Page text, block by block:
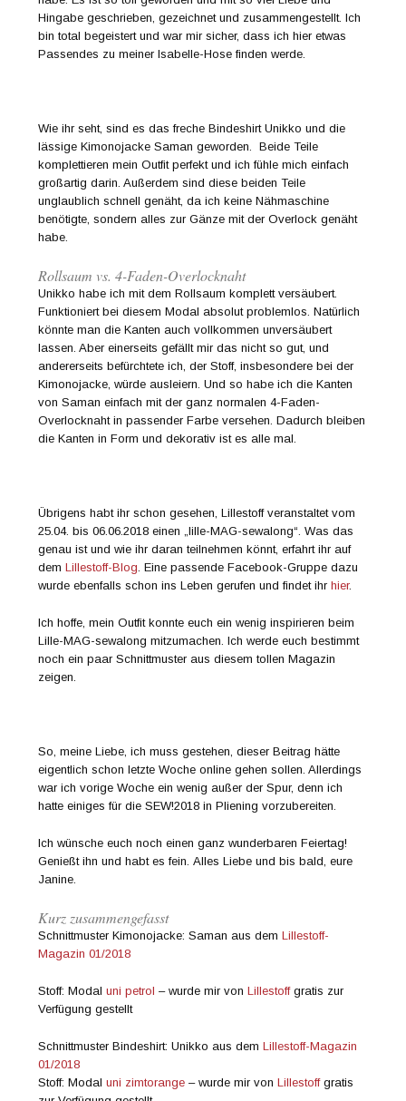
Hingabe geschrieben, gezeichnet und zusammengestellt. Ich
bin total begeistert und war mir sicher, dass ich hier etwas
Passendes zu meiner Isabelle-Hose finden werde.
Wie ihr seht, sind es das freche Bindeshirt Unikko und die
lässige Kimonojacke Saman geworden. Beide Teile
komplettieren mein Outfit perfekt und ich fühle mich einfach
großartig darin. Außerdem sind diese beiden Teile
unglaublich schnell genäht, da ich keine Nähmaschine
benötigte, sondern alles zur Gänze mit der Overlock genäht
habe.
Rollsaum vs. 4-Faden-Overlocknaht
Unikko habe ich mit dem Rollsaum komplett versäubert.
Funktioniert bei diesem Modal absolut problemlos. Natürlich
könnte man die Kanten auch vollkommen unversäubert
lassen. Aber einerseits gefällt mir das nicht so gut, und
andererseits befürchtete ich, der Stoff, insbesondere bei der
Kimonojacke, würde ausleiern. Und so habe ich die Kanten
von Saman einfach mit der ganz normalen 4-Faden-
Overlocknaht in passender Farbe versehen. Dadurch bleiben
die Kanten in Form und dekorativ ist es alle mal.
Übrigens habt ihr schon gesehen, Lillestoff veranstaltet vom
25.04. bis 06.06.2018 einen „lille-MAG-sewalong“. Was das
genau ist und wie ihr daran teilnehmen könnt, erfahrt ihr auf
demLillestoff-Blog. Eine passende Facebook-Gruppe dazu
wurde ebenfalls schon ins Leben gerufen und findet ihrhier.
Ich hoffe, mein Outfit konnte euch ein wenig inspirieren beim
Lille-MAG-sewalong mitzumachen. Ich werde euch bestimmt
noch ein paar Schnittmuster aus diesem tollen Magazin
zeigen.
So, meine Liebe, ich muss gestehen, dieser Beitrag hätte
eigentlich schon letzte Woche online gehen sollen. Allerdings
war ich vorige Woche ein wenig außer der Spur, denn ich
hatte einiges für die SEW!2018 in Pliening vorzubereiten.
Ich wünsche euch noch einen ganz wunderbaren Feiertag!
Genießt ihn und habt es fein. Alles Liebe und bis bald, eure
Janine.
Kurz zusammengefasst
Schnittmuster Kimonojacke: Saman aus demLillestoff-
Magazin 01/2018
Stoff: Modaluni petrol – wurde mir vonLillestoffgratis zur
Verfügung gestellt
Schnittmuster Bindeshirt: Unikko aus demLillestoff-Magazin
01/2018
Stoff: Modaluni zimtorange – wurde mir vonLillestoffgratis